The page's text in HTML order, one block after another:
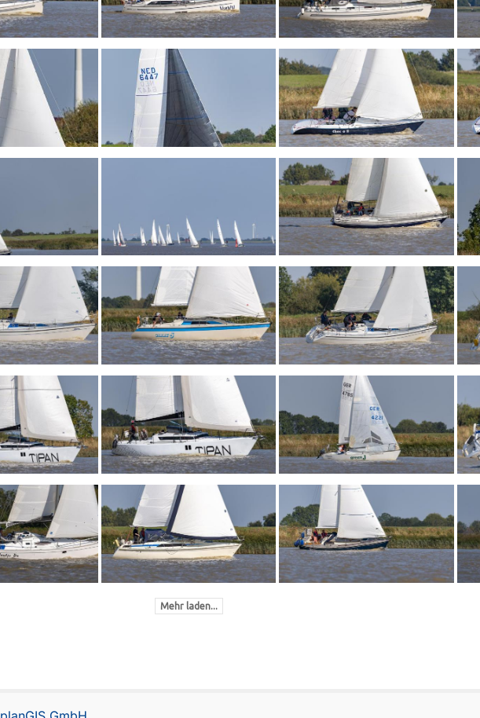
Mehr laden...